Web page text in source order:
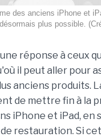
des anciens iPhone et
plus possible.
réponse à ceux
il peut aller pour
anciens produits.
de mettre fin à la
iPhone et iPad, en
restauration. Si